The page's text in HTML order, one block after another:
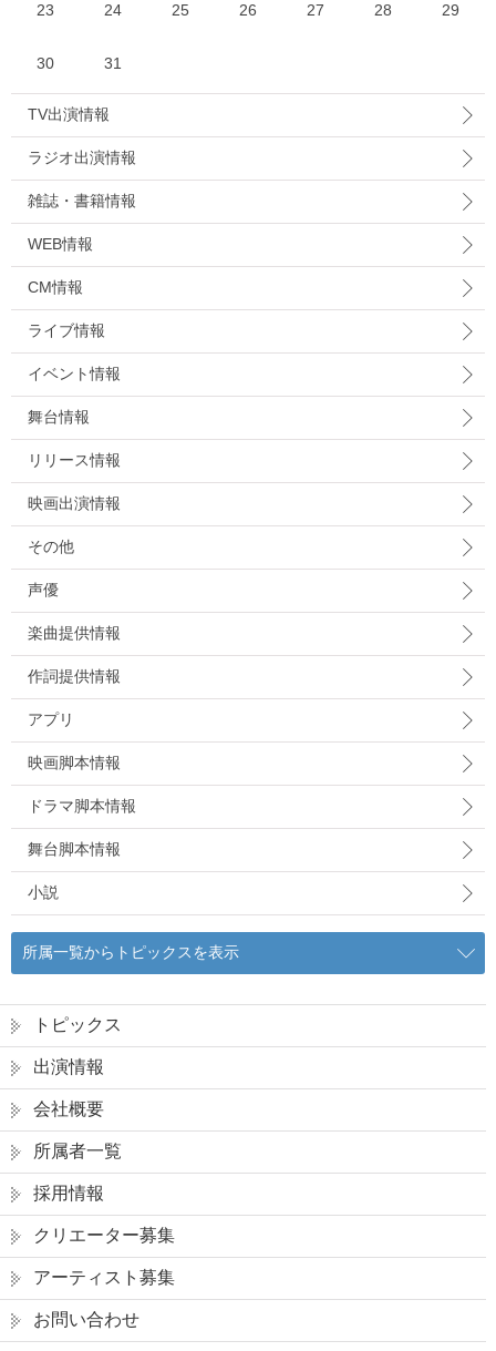
23 24 25 26 27 28 29
30 31
TV出演情報
ラジオ出演情報
雑誌・書籍情報
WEB情報
CM情報
ライブ情報
イベント情報
舞台情報
リリース情報
映画出演情報
その他
声優
楽曲提供情報
作詞提供情報
アプリ
映画脚本情報
ドラマ脚本情報
舞台脚本情報
小説
所属一覧からトピックスを表示
トピックス
出演情報
会社概要
所属者一覧
採用情報
クリエーター募集
アーティスト募集
お問い合わせ